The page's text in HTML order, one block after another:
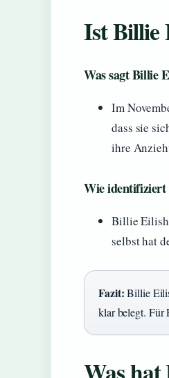
Ist Billie
Was sagt Billie
Im
dass sie
ihre
Wie identifiziert
Billie Eilish
selbst hat
Fazit:Billie
klar belegt. Für